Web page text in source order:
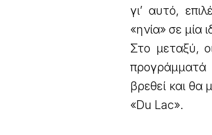
γι’ αυτό,
«ηνία» σε μία
Στο μεταξύ,
βρεθεί και θα
«Du Lac».